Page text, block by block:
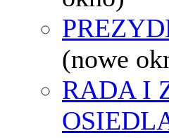
(nowe
RADA I